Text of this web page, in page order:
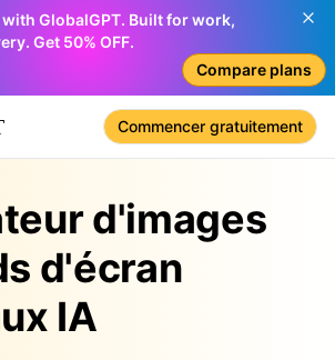
with GlobalGPT. Built for work,
Get 50% OFF.
Compare plans
Commencer gratuitement
d'images
d'écran
IA